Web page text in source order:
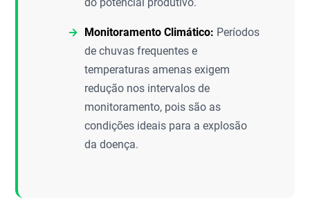
Monitoramento Climático: Períodos
de chuvas frequentes e
temperaturas amenas exigem
redução nos intervalos de
monitoramento, pois são as
condições ideais para a explosão
da doença.